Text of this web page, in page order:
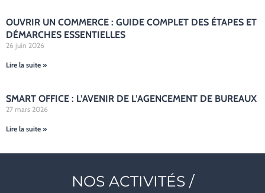
OUVRIR UN COMMERCE : GUIDE COMPLET DES ÉTAPES ET
DÉMARCHES ESSENTIELLES
26 juin 2026
Lire la suite »
SMART OFFICE : L’AVENIR DE L’AGENCEMENT DE BUREAUX
27 mars 2026
Lire la suite »
NOS ACTIVITÉS /